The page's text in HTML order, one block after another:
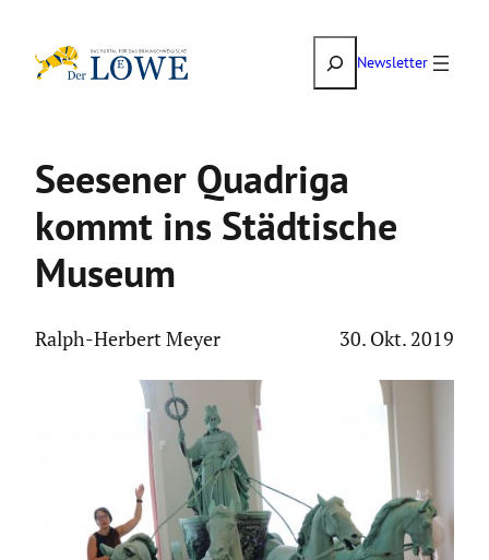
Inhalt
SuchenNewsletter
Seesener Quadriga
kommt ins Städti­sche
Museum
Ralph-Herbert Meyer 30. Okt. 2019